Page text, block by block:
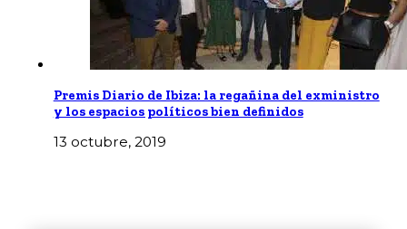
Premis Diario de Ibiza: la regañina del exministro
y los espacios polí­ticos bien definidos
13 octubre, 2019